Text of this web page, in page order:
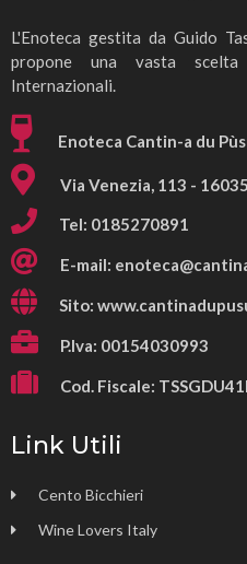
L'Enoteca gestita da Guido
propone una vasta
Internazionali.
Enoteca Cantin-a du
Via Venezia, 113 -
Tel: 0185270891
E-mail:
Sito:
P.Iva: 00154030993
Cod. Fiscale:
Link Utili
Cento Bicchieri
Wine Lovers Italy